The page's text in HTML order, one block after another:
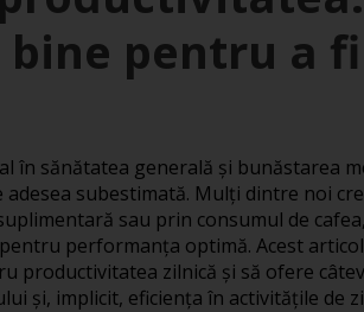
pentru a
în sănătatea generală și bunăstarea
subestimată. Mulți dintre noi
sau prin consumul de
performanța optimă. Acest
productivitatea zilnică și să ofere
și, implicit, eficiența în activitățile de zi